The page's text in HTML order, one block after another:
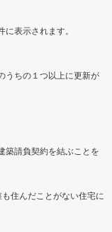
表示されます。
うちの１つ以上に更新が
築請負契約を結ぶことを
住んだことがない住宅に